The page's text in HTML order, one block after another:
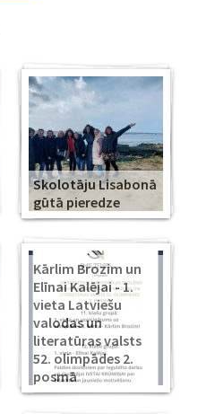
Skolotāju Lisabonā
gūtā pieredze
Kārlim Brozim un
Elīnai Kalējai - 1.
vieta Latviešu
valodas un
literatūras valsts
52. olimpādes 2.
posmā